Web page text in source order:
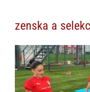
zenska a